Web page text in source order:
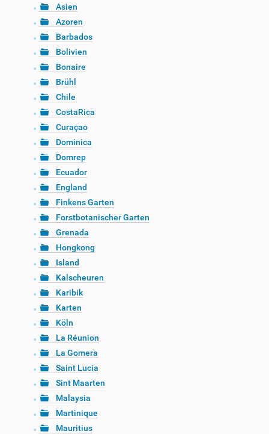
Asien
Azoren
Barbados
Bolivien
Bonaire
Brühl
Chile
CostaRica
Curaçao
Dominica
Domrep
Ecuador
England
Finkens Garten
Forstbotanischer Garten
Grenada
Hongkong
Island
Kalscheuren
Karibik
Karten
Köln
La Réunion
La Gomera
Saint Lucia
Sint Maarten
Malaysia
Martinique
Mauritius